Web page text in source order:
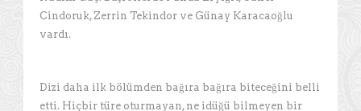
Cindoruk, Zerrin Tekindor ve Günay Karacaoğlu
vardı.
Dizi daha ilk bölümden bağıra bağıra biteceğini belli
etti. Hiçbir türe oturmayan, ne idüğü bilmeyen bir